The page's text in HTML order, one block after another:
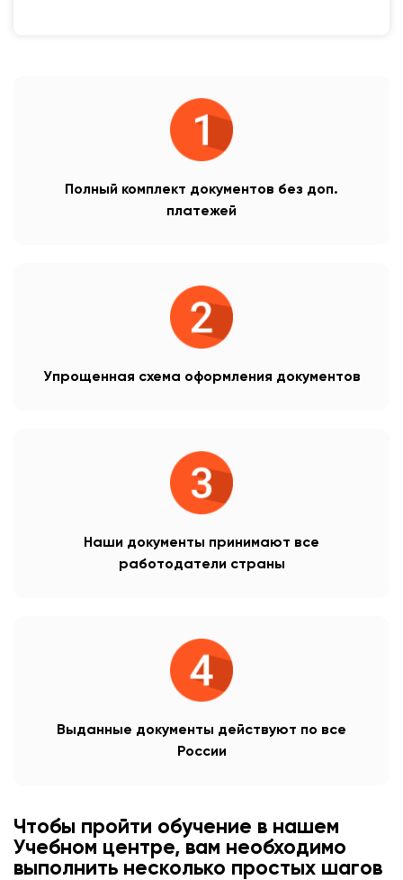
Полный комплект документов без доп.
платежей
Упрощенная схема оформления документов
Наши документы принимают все
работодатели страны
Выданные документы действуют по все
России
Чтобы пройти обучение в нашем
Учебном центре, вам необходимо
выполнить несколько простых шагов